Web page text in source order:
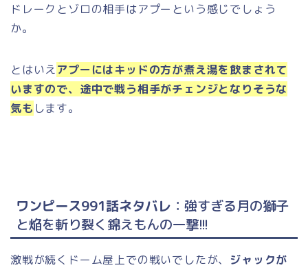
ドレークとゾロの相手はアプーという感じでしょう
か。
とはいえアプーにはキッドの方が煮え湯を飲まされて
いますので、途中で戦う相手がチェンジとなりそうな
気も します。
ワンピース991話ネタバレ ：強すぎる月の獅子
と焔を斬り裂く錦えもんの一撃!!!
激戦が続くドーム屋上での戦いでしたが、 ジャックが